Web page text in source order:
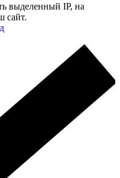
выделенный IP, на
сайт.